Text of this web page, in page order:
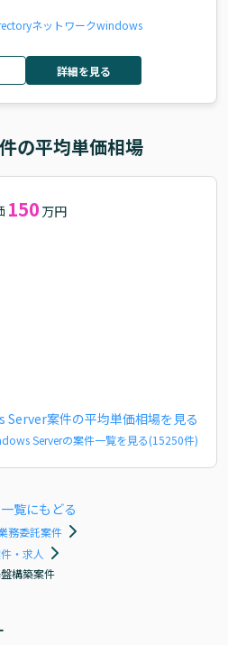
ネットワークwindows
詳細を見る
の平均単価相場
150 万円
Server案件の平均単価相場を見る
Serverの案件一覧を見る(15250件)
覧にもどる
務委託案件
・求人
構築案件